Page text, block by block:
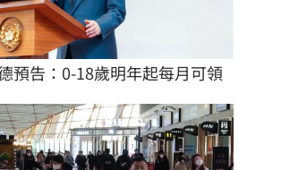
預告：0-18歲明年起每月可領